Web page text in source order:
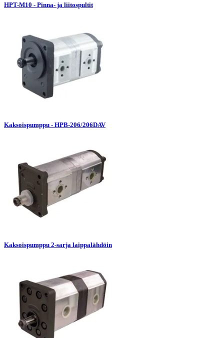
HPT-M10 - Pinna- ja liitospultit
Kaksoispumppu - HPB-206/206DAV
Kaksoispumppu 2-sarja laippalähdöin